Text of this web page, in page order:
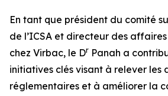
En tant que président du comité
de l’ICSA et directeur des
chez Virbac, le Dr Panah a
initiatives clés visant à relever les
réglementaires et à améliorer la